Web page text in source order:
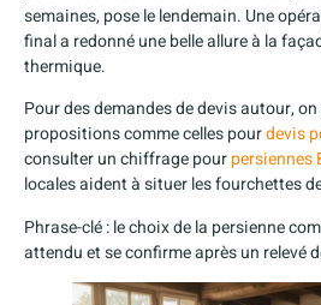
semaines, pose le lendemain. Une
final a redonné une belle allure à la
thermique.
Pour des demandes de devis autour,
propositions comme celles pourdevis
consulter un chiffrage pourpersiennes
locales aident à situer les fourchettes
Phrase-clé : le choix de la persienne
attendu et se confirme après un relevé